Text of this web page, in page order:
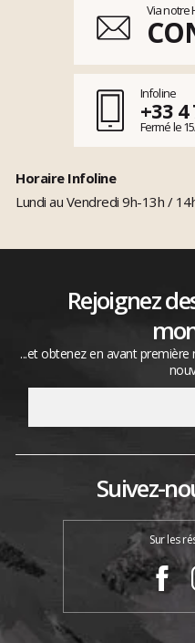
Via notre
Infoline
+33 4
Fermé le
Horaire Infoline
Lundi au Vendredi 9h-13h /
Rejoignez
...et obtenez en avant
Suivez-
Sur les